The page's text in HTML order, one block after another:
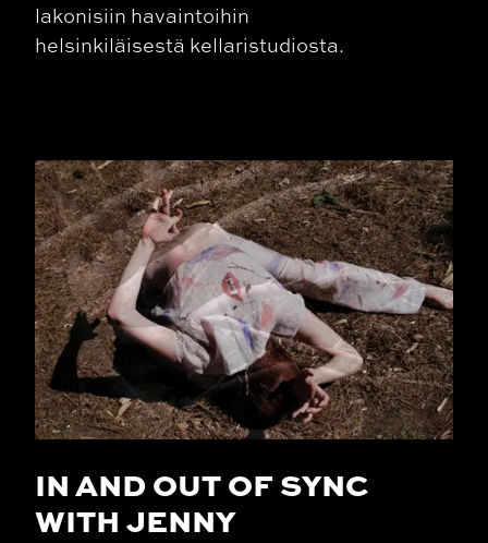
lakonisiin havaintoihin
helsinkiläisestä kellaristudiosta.
IN AND OUT OF SYNC
WITH JENNY